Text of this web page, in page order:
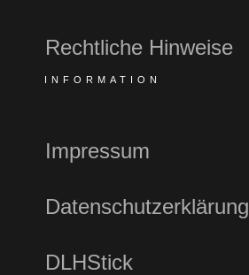
Rechtliche Hinweise
INFORMATION
Impressum
Datenschutzerklärung
DLHStick